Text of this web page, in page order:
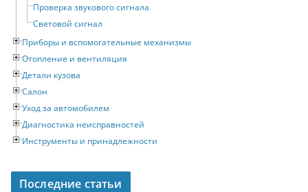
Проверка звукового сигнала
Световой сигнал
Приборы и вспомогательные механизмы
Отопление и вентиляция
Детали кузова
Салон
Уход за автомобилем
Диагностика неисправностей
Инструменты и принадлежности
Последние статьи